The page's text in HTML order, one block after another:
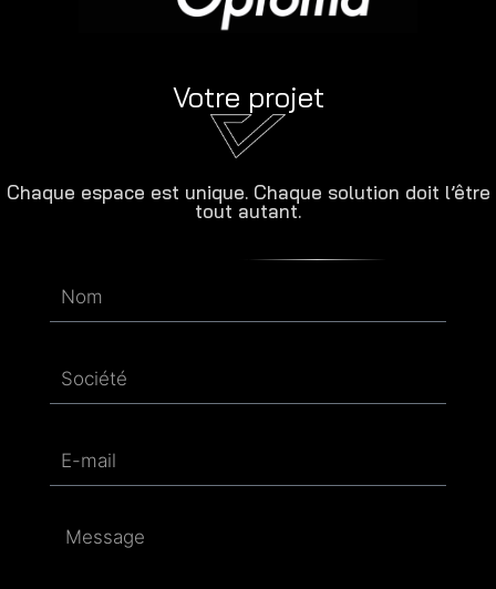
Votre projet
Chaque espace est unique. Chaque solution doit l’être
tout autant.